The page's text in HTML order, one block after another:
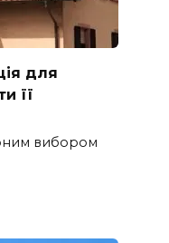
для
її
вибором